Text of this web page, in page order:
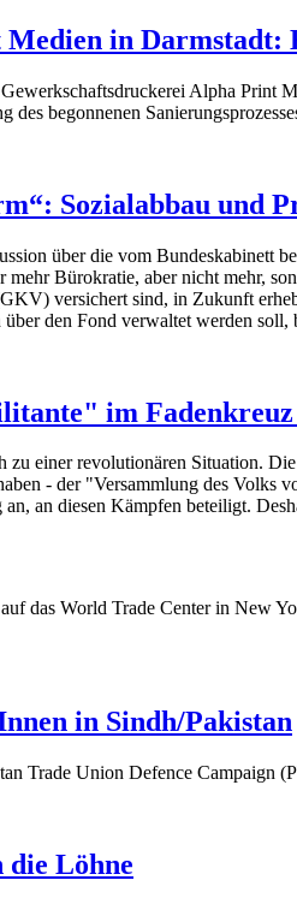
in Darmstadt:
Alpha
begonnenen
Sozialabbau und
über die vom Bundeskabinett
Bürokratie, aber nicht mehr,
versichert sind, in Zukunft
den Fond verwaltet werden
im
einer revolutionären Situation.
- der "Versammlung des
an diesen Kämpfen beteiligt.
das World Trade Center in
in Sindh/Pakistan
Trade Union Defence Campaign
die Löhne